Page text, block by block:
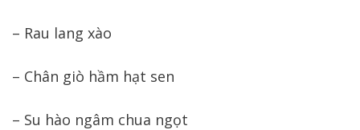
– Rau lang xào
– Chân giò hầm hạt sen
– Su hào ngâm chua ngọt